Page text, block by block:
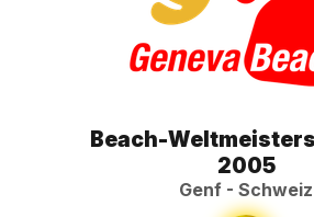
Beach-
2005
Genf - Schweiz